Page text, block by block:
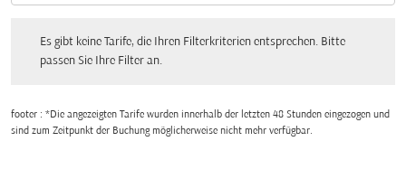
Es gibt keine Tarife, die Ihren Filterkriterien entsprechen. Bitte
passen Sie Ihre Filter an.
footer : *Die angezeigten Tarife wurden innerhalb der letzten 48 Stunden eingezogen und
sind zum Zeitpunkt der Buchung möglicherweise nicht mehr verfügbar.